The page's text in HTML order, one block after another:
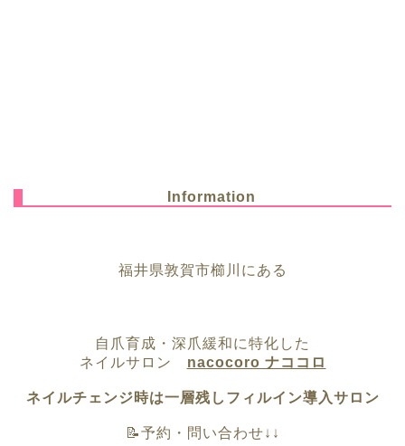
Information
福井県敦賀市櫛川にある
自爪育成・深爪緩和に特化した
ネイルサロン nacocoro ナココロ
ネイルチェンジ時は一層残しフィルイン導入サロン
📝予約・問い合わせ↓↓